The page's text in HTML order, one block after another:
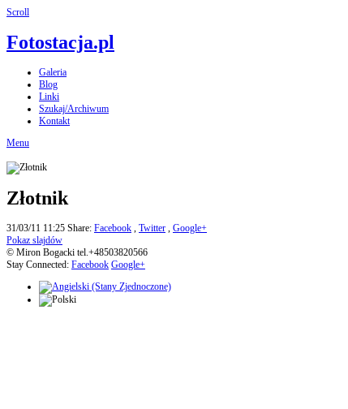
Scroll
Fotostacja.pl
Galeria
Blog
Linki
Szukaj/Archiwum
Kontakt
Menu
Złotnik
31/03/11 11:25 Share: Facebook , Twitter , Google+
Pokaz slajdów
© Miron Bogacki tel.+48503820566
Stay Connected: Facebook Google+